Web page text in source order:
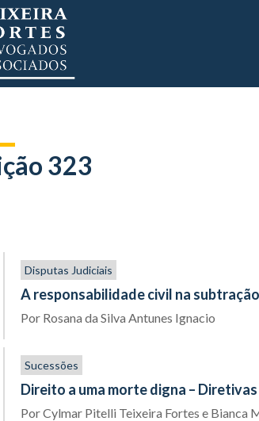
323
Disputas Judiciais
A responsabilidade civil na
Por Rosana da Silva Antunes Ignacio
Sucessões
Direito a uma morte digna –
PorCylmar Pitelli Teixeira Fortes e Bianca